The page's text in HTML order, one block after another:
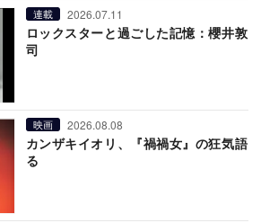
連載 2026.07.11
ロックスターと過ごした記憶：櫻井敦
司
映画 2026.08.08
カンザキイオリ、『禍禍女』の狂気語
る